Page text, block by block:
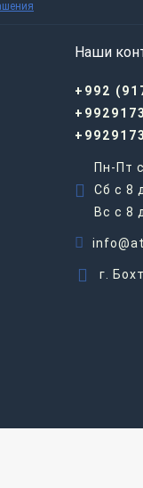
Наши
+992
Пн-Пт
Сб с 8
Вс c 8
г.